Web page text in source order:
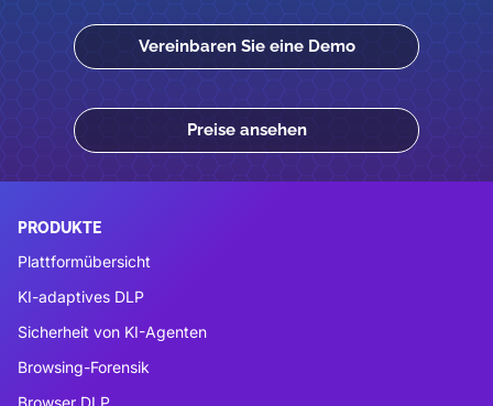
Vereinbaren Sie eine Demo
Preise ansehen
PRODUKTE
Plattformübersicht
KI-adaptives DLP
Sicherheit von KI-Agenten
Browsing-Forensik
Browser DLP